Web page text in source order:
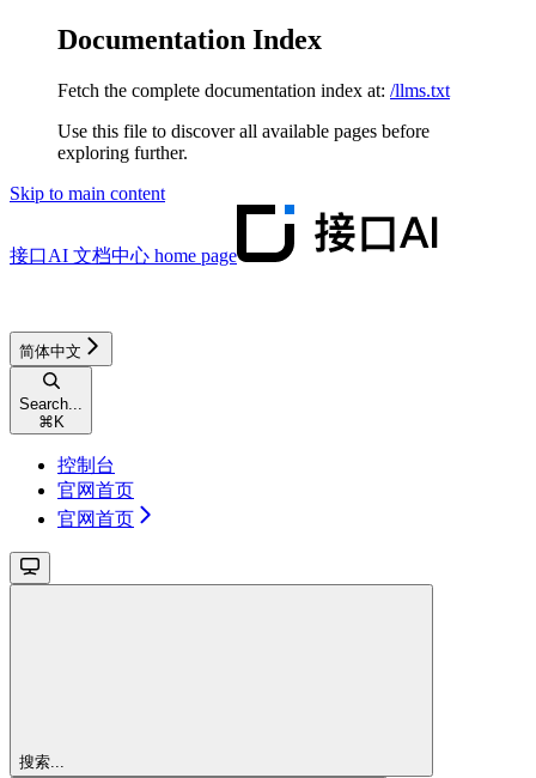
Documentation Index
Fetch the complete documentation index at: /llms.txt
Use this file to discover all available pages before
exploring further.
Skip to main content
接口AI 文档中心 home page
简体中文
Search...
⌘ K
控制台
官网首页
官网首页
搜索...